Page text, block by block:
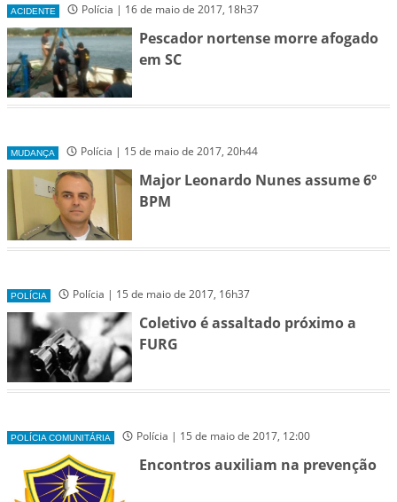
ACIDENTE Polícia | 16 de maio de 2017, 18h37
Pescador nortense morre afogado
em SC
MUDANÇA Polícia | 15 de maio de 2017, 20h44
Major Leonardo Nunes assume 6º
BPM
POLÍCIA Polícia | 15 de maio de 2017, 16h37
Coletivo é assaltado próximo a
FURG
POLÍCIA COMUNITÁRIA Polícia | 15 de maio de 2017, 12:00
Encontros auxiliam na prevenção